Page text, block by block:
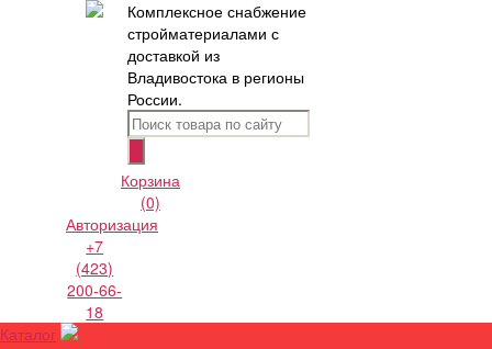
Комплексное снабжение
стройматериалами с
доставкой из
Владивостока в регионы
России.
Корзина
(0)
Авторизация
+7
(423)
200-66-
18
Каталог